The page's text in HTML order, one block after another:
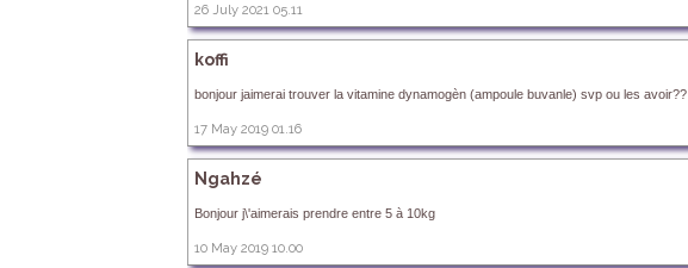
26 July 2021 05.11
koffi
bonjour jaimerai trouver la vitamine dynamogèn (ampoule buvanle) svp ou les avoir??
17 May 2019 01.16
Ngahzé
Bonjour j\'aimerais prendre entre 5 à 10kg
10 May 2019 10.00